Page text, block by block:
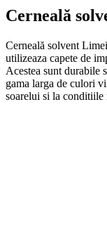
Cerneală
Cerneală solvent
utilizeaza capete de
Acestea sunt durabile
gama larga de culori
soarelui si la conditiile